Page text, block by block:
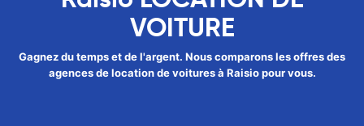
VOITURE
Gagnez du temps et de l'argent. Nous comparons les offres des
agences de location de voitures à Raisio pour vous.